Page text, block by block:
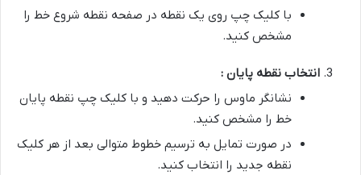
با کلیک چپ روی یک نقطه در صفحه نقطه شروع خط را
مشخص کنید.
انتخاب نقطه پایان :
نشانگر ماوس را حرکت دهید و با کلیک چپ نقطه پایان
خط را مشخص کنید.
در صورت تمایل به ترسیم خطوط متوالی بعد از هر کلیک
نقطه جدید را انتخاب کنید.